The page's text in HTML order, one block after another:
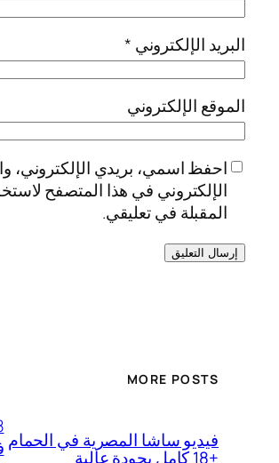
البريد الإلكتروني *
الموقع الإلكتروني
احفظ اسمي، بريدي الإلكتروني،
الإلكتروني في هذا المتصفح
المقبلة في تعليقي.
MORE POSTS
فيديو ساشا المصرية في الحمام
+18 كامل بجودة عالية